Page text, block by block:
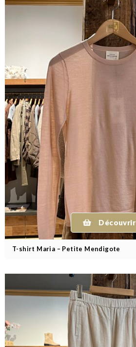
Découvrir
T-shirt Maria – Petite Mendigote